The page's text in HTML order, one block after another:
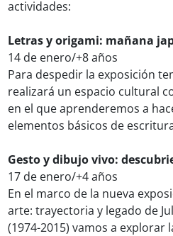
actividades:
Letras y origami: mañana
14 de enero/+8 años
Para despedir la exposición
realizará un espacio cultural
en el que aprenderemos a
elementos básicos de
Gesto y dibujo vivo:
17 de enero/+4 años
En el marco de la nueva
arte: trayectoria y legado de
(1974-2015) vamos a